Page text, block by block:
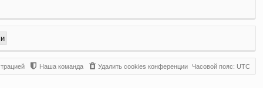
Часовой пояс: UTC
Удалить cookies конференции
Наша команда